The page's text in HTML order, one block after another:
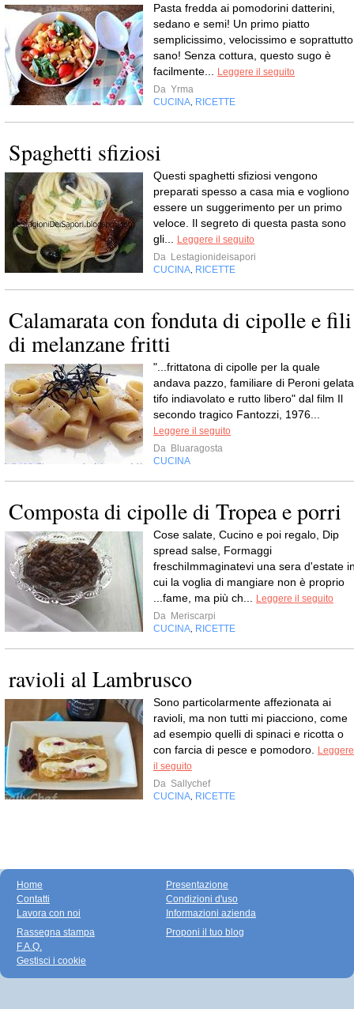
Pasta fredda ai pomodorini datterini,
sedano e semi! Un primo piatto
semplicissimo, velocissimo e soprattutto
sano! Senza cottura, questo sugo è
facilmente...
Leggere il seguito
Da Yrma
CUCINA RICETTE
Spaghetti sfiziosi
Questi spaghetti sfiziosi vengono
preparati spesso a casa mia e vogliono
essere un suggerimento per un primo
veloce. Il segreto di questa pasta sono
gli...
Leggere il seguito
Da Lestagionideisapori
CUCINA RICETTE
Calamarata con fonduta di cipolle e fili
di melanzane fritti
"...frittatona di cipolle per la quale
andava pazzo, familiare di Peroni
tifo indiavolato e rutto libero" dal film Il
secondo tragico Fantozzi, 1976...
Leggere il seguito
Da Bluaragosta
CUCINA
Composta di cipolle di Tropea e porri
Cose salate, Cucino e poi regalo, Dip
spread salse, Formaggi
freschiImmaginatevi una sera d'estate
cui la voglia di mangiare non è proprio
...fame, ma più ch...
Leggere il seguito
Da Meriscarpi
CUCINA RICETTE
ravioli al Lambrusco
Sono particolarmente affezionata ai
ravioli, ma non tutti mi piacciono, come
ad esempio quelli di spinaci e ricotta o
con farcia di pesce e pomodoro.
Leggere
il seguito
Da Sallychef
CUCINA RICETTE
Home
Contatti
Lavora con noi
Presentazione
Condizioni d'uso
Informazioni azienda
Rassegna stampa
F.A.Q.
Gestisci i cookie
Proponi il tuo blog